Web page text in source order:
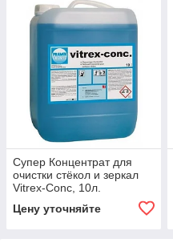
Супер Концентрат для
очистки стёкол и зеркал
Vitrex-Conc, 10л.
Цену уточняйте